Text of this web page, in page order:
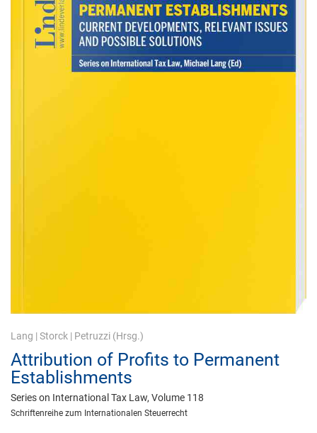
Lang | Storck | Petruzzi (Hrsg.)
Attribution of Profits to Permanent
Establishments
Series on International Tax Law, Volume 118
Schriftenreihe zum Internationalen Steuerrecht